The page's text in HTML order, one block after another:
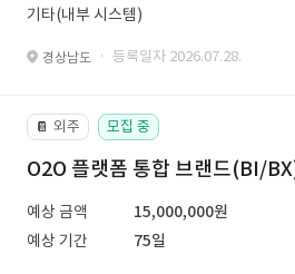
기타(내부 시스템)
경상남도 · 등록일자 2026.07.28.
📔 외주 모집 중
O2O 플랫폼 통합 브랜드(BI/
예상 금액
15,000,000원
예상 기간
75일